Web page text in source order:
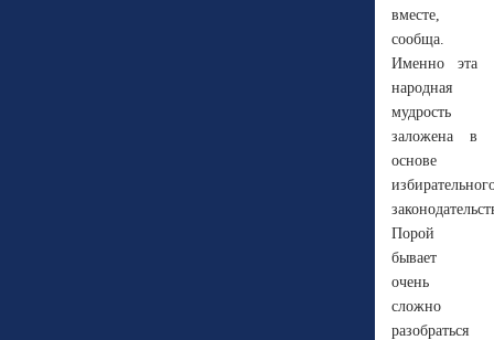
вместе,
сообща.
Именно эта
народная
мудрость
заложена в
основе
Порой
бывает
очень
сложно
разобраться